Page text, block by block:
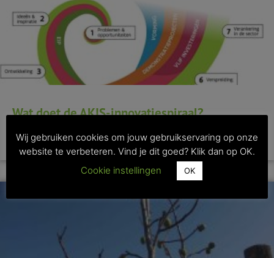
Wat doet de AKIS-innovatiespiraal?
>> Lees dit artikel
Wij gebruiken cookies om jouw gebruikservaring op onze
website te verbeteren. Vind je dit goed? Klik dan op OK.
Cookie instellingen
OK